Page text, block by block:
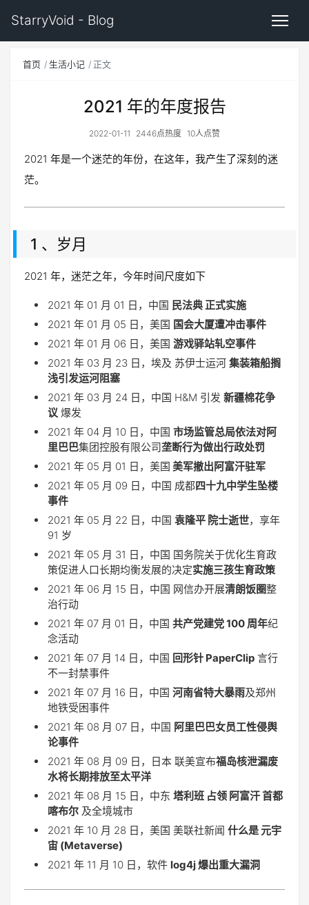
StarryVoid - Blog
首页 生活小记 正文
2021 年的年度报告
2022-01-11 2446点热度 10人点赞
2021 年是一个迷茫的年份，在这年，我产生了深刻的迷
茫。
1 、岁月
2021 年，迷茫之年，今年时间尺度如下
2021 年 01 月 01 日，中国 民法典 正式实施
2021 年 01 月 05 日，美国 国会大厦遭冲击事件
2021 年 01 月 06 日，美国 游戏驿站轧空事件
2021 年 03 月 23 日，埃及 苏伊士运河 集装箱船搁
浅引发运河阻塞
2021 年 03 月 24 日，中国 H&M 引发 新疆棉花争
议 爆发
2021 年 04 月 10 日，中国 市场监管总局依法对阿
里巴巴集团控股有限公司垄断行为做出行政处罚
2021 年 05 月 01 日，美国 美军撤出阿富汗驻军
2021 年 05 月 09 日，中国 成都四十九中学生坠楼
事件
2021 年 05 月 22 日，中国 袁隆平 院士逝世，享年
91 岁
2021 年 05 月 31 日，中国 国务院关于优化生育政
策促进人口长期均衡发展的决定实施三孩生育政策
2021 年 06 月 15 日，中国 网信办开展清朗饭圈整
治行动
2021 年 07 月 01 日，中国 共产党建党 100 周年纪
念活动
2021 年 07 月 14 日，中国 回形针 PaperClip 言行
不一封禁事件
2021 年 07 月 16 日，中国 河南省特大暴雨及郑州
地铁受困事件
2021 年 08 月 07 日，中国 阿里巴巴女员工性侵舆
论事件
2021 年 08 月 09 日，日本 联美宣布福岛核泄漏废
水将长期排放至太平洋
2021 年 08 月 15 日，中东 塔利班 占领 阿富汗 首都
喀布尔 及全境城市
2021 年 10 月 28 日，美国 美联社新闻 什么是 元宇
宙 (Metaverse)
2021 年 11 月 10 日，软件 log4j 爆出重大漏洞